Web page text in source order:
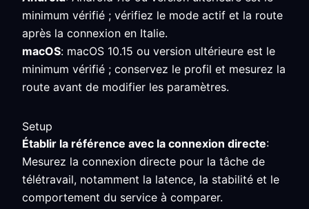
minimum vérifié ; vérifiez le mode actif et la route
après la connexion en Italie.
macOS: macOS 10.15 ou version ultérieure est le
minimum vérifié ; conservez le profil et mesurez la
route avant de modifier les paramètres.
Setup
Établir la référence avec la connexion directe:
Mesurez la connexion directe pour la tâche de
télétravail, notamment la latence, la stabilité et le
comportement du service à comparer.